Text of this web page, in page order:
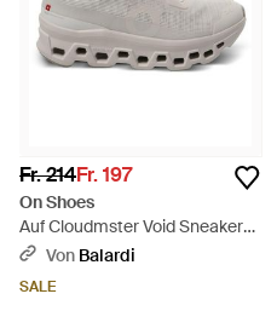
Fr. 214Fr. 197
On Shoes
Auf Cloudmster Void Sneakers
- Grau
Von Balardi
SALE